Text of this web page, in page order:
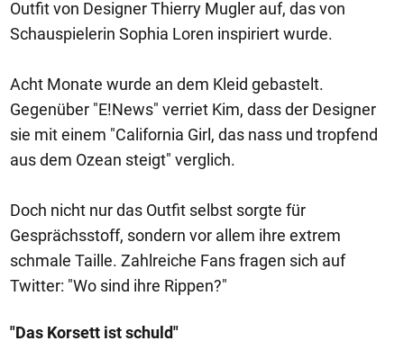
Outfit von Designer Thierry Mugler auf, das von
Schauspielerin Sophia Loren inspiriert wurde.
Acht Monate wurde an dem Kleid gebastelt.
Gegenüber "E!News" verriet Kim, dass der Designer
sie mit einem "California Girl, das nass und tropfend
aus dem Ozean steigt" verglich.
Doch nicht nur das Outfit selbst sorgte für
Gesprächsstoff, sondern vor allem ihre extrem
schmale Taille. Zahlreiche Fans fragen sich auf
Twitter: "Wo sind ihre Rippen?"
"Das Korsett ist schuld"